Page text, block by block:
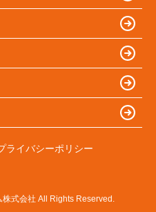
ライバシーポリシー
式会社 All Rights Reserved.